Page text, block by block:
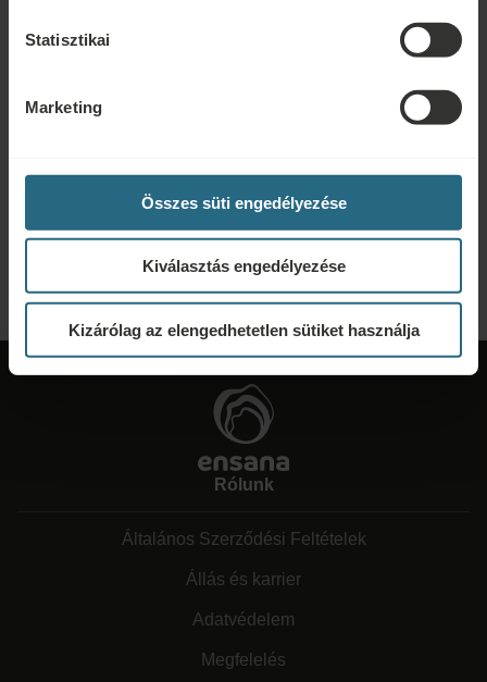
Statisztikai
Marketing
Összes süti engedélyezése
Kiválasztás engedélyezése
Kizárólag az elengedhetetlen sütiket használja
Lépjen velünk kapcsolatba az alábbi link segítségével, hogy a lehető
legjobb ajánlatot készíthessük Önnek. Szívesen megosztunk minden további
információt, amelyet nem talált meg weboldalunkon.
KÉRJEN AJÁNLATOT
Rólunk
Általános Szerződési Feltételek
Állás és karrier
Adatvédelem
Megfelelés